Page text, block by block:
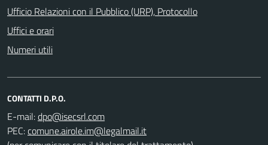
Ufficio Relazioni con il Pubblico (URP), Protocollo
Uffici e orari
Numeri utili
CONTATTI D.P.O.
E-mail:
PEC: